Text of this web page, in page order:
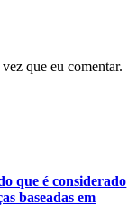
que eu comentar.
que é considerado
baseadas em